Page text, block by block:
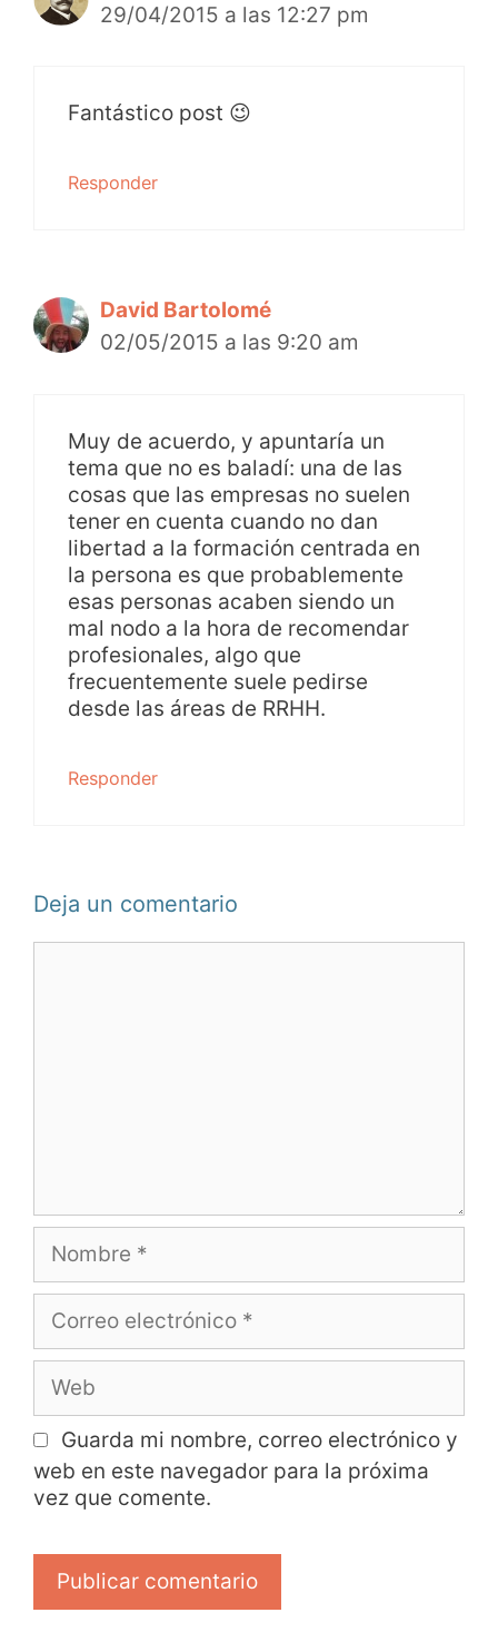
29/04/2015 a las 12:27 pm
Fantástico post 😉
Responder
David Bartolomé
02/05/2015 a las 9:20 am
Muy de acuerdo, y apuntaría un
tema que no es baladí: una de las
cosas que las empresas no suelen
tener en cuenta cuando no dan
libertad a la formación centrada en
la persona es que probablemente
esas personas acaben siendo un
mal nodo a la hora de recomendar
profesionales, algo que
frecuentemente suele pedirse
desde las áreas de RRHH.
Responder
Deja un comentario
Guarda mi nombre, correo electrónico y
web en este navegador para la próxima
vez que comente.